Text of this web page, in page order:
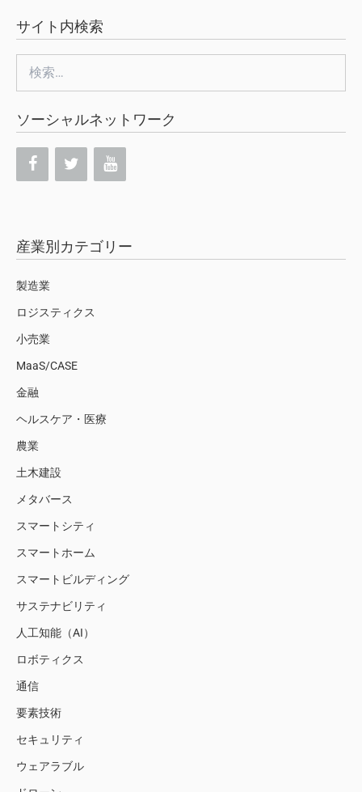
サイト内検索
索:
ソーシャルネットワーク
産業別カテゴリー
製造業
ロジスティクス
小売業
MaaS/CASE
金融
ヘルスケア・医療
農業
土木建設
メタバース
スマートシティ
スマートホーム
スマートビルディング
サステナビリティ
人工知能（AI）
ロボティクス
通信
要素技術
セキュリティ
ウェアラブル